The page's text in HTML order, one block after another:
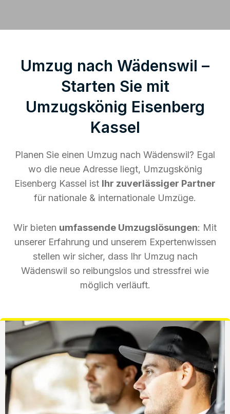
Umzug nach Wädenswil –
Starten Sie mit
Umzugskönig Eisenberg
Kassel
Planen Sie einen Umzug nach Wädenswil? Egal
wo die neue Adresse liegt, Umzugskönig
Eisenberg Kassel ist Ihr zuverlässiger Partner
für nationale & internationale Umzüge.
Wir bieten umfassende Umzugslösungen: Mit
unserer Erfahrung und unserem Expertenwissen
stellen wir sicher, dass Ihr Umzug nach
Wädenswil so reibungslos und stressfrei wie
möglich verläuft.